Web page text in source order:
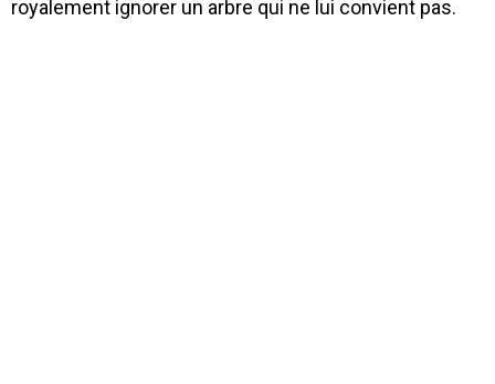
royalement ignorer un arbre qui ne lui convient pas.